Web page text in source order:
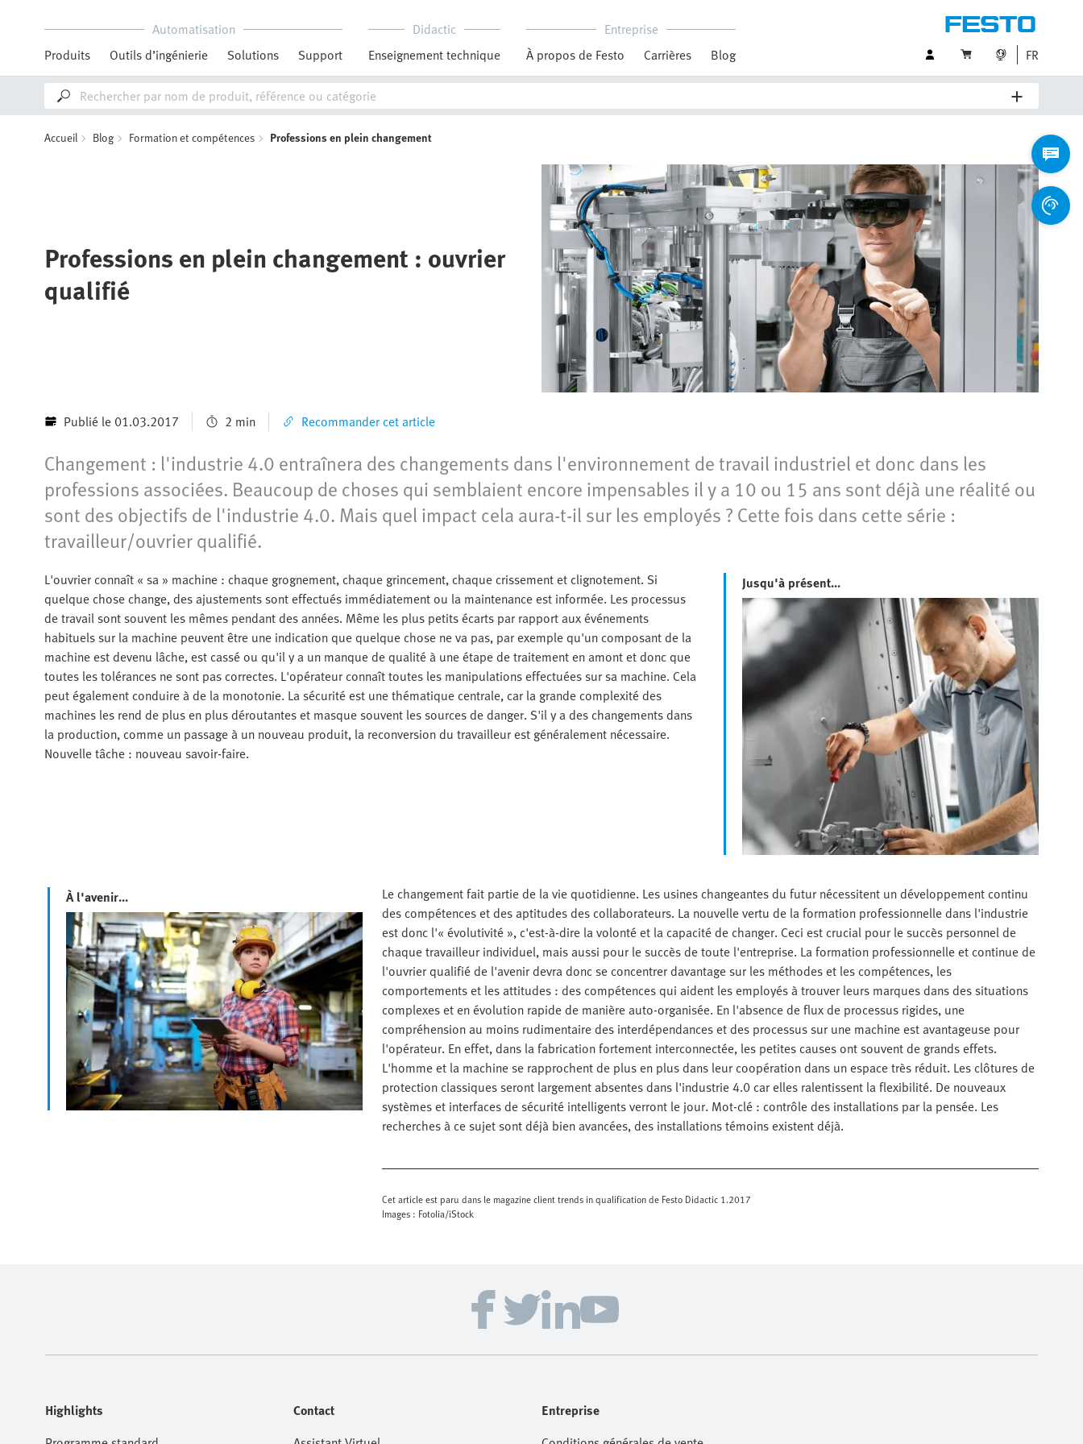
Automatisation
Produits
Outils d’ingénierie Solutions Support
Didactic
Enseignement technique
Entreprise
À propos de Festo
Carrières Blog FR
Accueil Blog Formation et compétences Professions en plein changement
Professions en plein changement : ouvrier
qualifié
Publié le 01.03.2017 2 min Recommander cet article
Changement : l'industrie 4.0 entraînera des changements dans l'environnement de travail industriel et donc dans les
professions associées. Beaucoup de choses qui semblaient encore impensables il y a 10 ou 15 ans sont déjà une réalité ou
sont des objectifs de l'industrie 4.0. Mais quel impact cela aura-t-il sur les employés ? Cette fois dans cette série :
travailleur/ouvrier qualifié.
L'ouvrier connaît « sa » machine : chaque grognement, chaque grincement, chaque crissement et clignotement. Si
quelque chose change, des ajustements sont effectués immédiatement ou la maintenance est informée. Les processus
de travail sont souvent les mêmes pendant des années. Même les plus petits écarts par rapport aux événements
habituels sur la machine peuvent être une indication que quelque chose ne va pas, par exemple qu'un composant de la
machine est devenu lâche, est cassé ou qu'il y a un manque de qualité à une étape de traitement en amont et donc que
toutes les tolérances ne sont pas correctes. L'opérateur connaît toutes les manipulations effectuées sur sa machine. Cela
peut également conduire à de la monotonie. La sécurité est une thématique centrale, car la grande complexité des
machines les rend de plus en plus déroutantes et masque souvent les sources de danger. S'il y a des changements dans
la production, comme un passage à un nouveau produit, la reconversion du travailleur est généralement nécessaire.
Nouvelle tâche : nouveau savoir-faire.
Jusqu'à présent...
Le changement fait partie de la vie quotidienne. Les usines changeantes du futur nécessitent un développement continu
des compétences et des aptitudes des collaborateurs. La nouvelle vertu de la formation professionnelle dans l'industrie
est donc l'« évolutivité », c'est-à-dire la volonté et la capacité de changer. Ceci est crucial pour le succès personnel de
chaque travailleur individuel, mais aussi pour le succès de toute l'entreprise. La formation professionnelle et continue de
l'ouvrier qualifié de l'avenir devra donc se concentrer davantage sur les méthodes et les compétences, les
comportements et les attitudes : des compétences qui aident les employés à trouver leurs marques dans des situations
complexes et en évolution rapide de manière auto-organisée. En l'absence de flux de processus rigides, une
compréhension au moins rudimentaire des interdépendances et des processus sur une machine est avantageuse pour
l'opérateur. En effet, dans la fabrication fortement interconnectée, les petites causes ont souvent de grands effets.
L'homme et la machine se rapprochent de plus en plus dans leur coopération dans un espace très réduit. Les clôtures de
protection classiques seront largement absentes dans l'industrie 4.0 car elles ralentissent la flexibilité. De nouveaux
systèmes et interfaces de sécurité intelligents verront le jour. Mot-clé : contrôle des installations par la pensée. Les
recherches à ce sujet sont déjà bien avancées, des installations témoins existent déjà.
Cet article est paru dans le magazine client trends in qualification de Festo Didactic 1.2017
Images : Fotolia/iStock
À l'avenir...
Highlights
Contact
Entreprise